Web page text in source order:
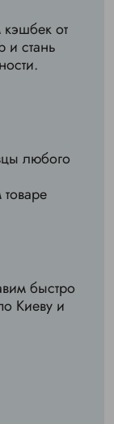
от
и стань
любого
быстро
Киеву и